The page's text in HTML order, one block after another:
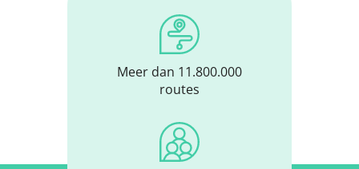
Meer dan 11.800.000
routes